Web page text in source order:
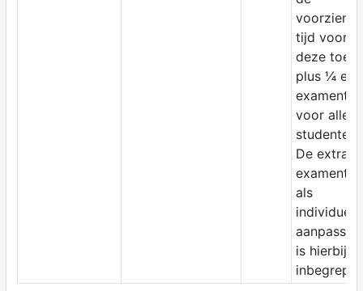
voorziene
tijd voor
deze toets
plus ¼
examentijd
voor alle
studenten.
De extra
examentijd
als
individuele
is hierbij